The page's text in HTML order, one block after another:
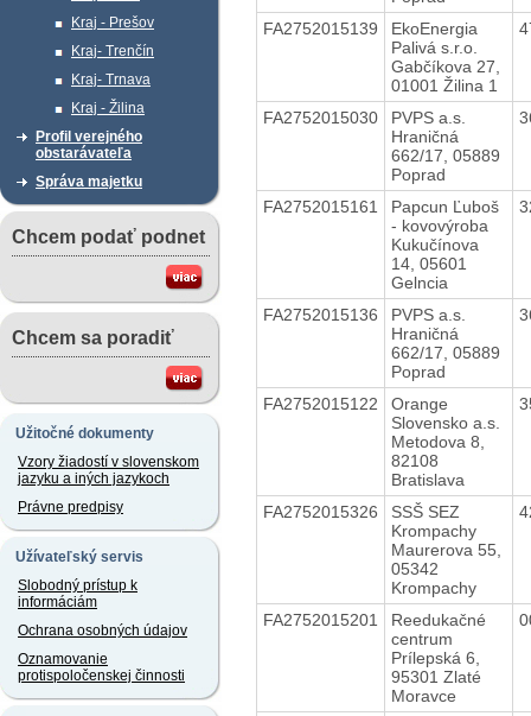
Kraj - Prešov
Kraj- Trenčín
Kraj- Trnava
Kraj - Žilina
Profil verejného
obstarávateľa
Správa majetku
Chcem podať podnet
Chcem sa poradiť
Užitočné dokumenty
Vzory žiadostí v slovenskom
jazyku a iných jazykoch
Právne predpisy
Užívateľský servis
Slobodný prístup k
informáciám
Ochrana osobných údajov
Oznamovanie
protispoločenskej činnosti
FA2752015139
EkoEnergia
Palivá s.r.o.
Gabčíkova 27,
01001 Žilina 1
FA2752015030
PVPS a.s.
Hraničná
662/17, 05889
Poprad
FA2752015161
Papcun Ľuboš
- kovovýroba
Kukučínova
14, 05601
Gelncia
FA2752015136
PVPS a.s.
Hraničná
662/17, 05889
Poprad
FA2752015122
Orange
Slovensko a.s.
Metodova 8,
82108
Bratislava
FA2752015326
SSŠ SEZ
Krompachy
Maurerova 55,
05342
Krompachy
FA2752015201
Reedukačné
centrum
Prílepská 6,
95301 Zlaté
Moravce